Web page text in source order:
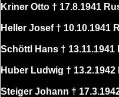
Kriner Otto † 17.8.1941
Heller Josef † 10.10.1941
Schöttl Hans †
Huber Ludwig †
Steiger Johann †